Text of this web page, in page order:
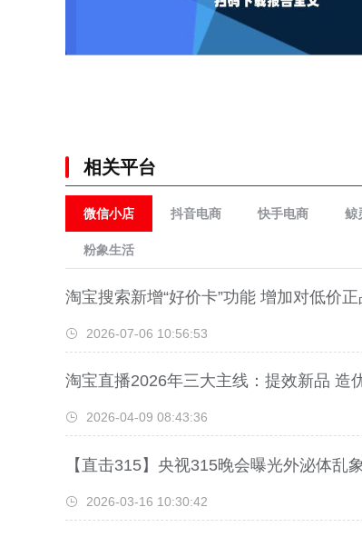
相关平台
微信小店 抖音电商 快手电商 鲸
粉象生活
淘宝搜索新增“好价卡”功能 增加对低价
2026-07-06 10:56:53
淘宝直播2026年三大主线：提效新品 造
2026-04-09 08:43:36
【直击315】央视315晚会曝光外泌体
2026-03-16 10:30:42